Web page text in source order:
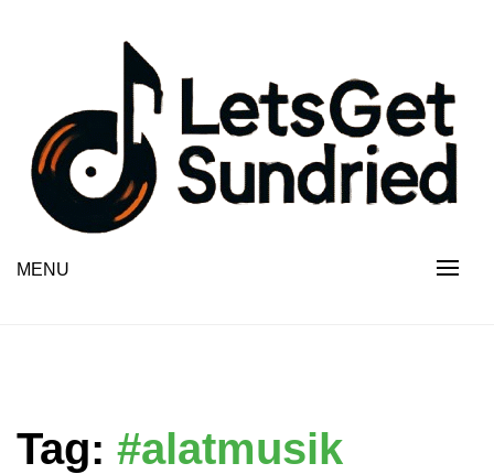
MENU
Tag: #alatmusik